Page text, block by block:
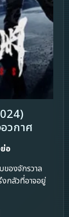
วกาศ
อ
ของจักรวาล
กลัวที่อาจอยู่